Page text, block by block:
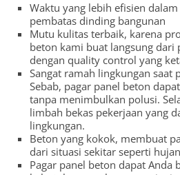
Waktu yang lebih efisien
pembatas dinding bangunan
Mutu kulitas terbaik, karena
beton kami buat langsung dari
dengan quality control yang
Sangat ramah lingkungan saat
Sebab, pagar panel beton
tanpa menimbulkan polusi.
limbah bekas pekerjaan yang
lingkungan.
Beton yang kokok, membuat
dari situasi sekitar seperti
Pagar panel beton dapat Anda